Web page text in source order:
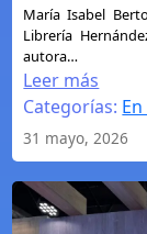
María Isabel
Librería
autora…
Leer más
:
Fragmentos
para
reconstruir
vida
Categorías:
31 mayo, 2026